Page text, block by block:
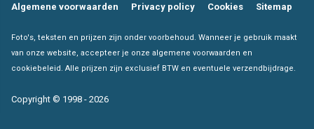
Algemene voorwaarden Privacy policy Cookies Sitemap
Foto's, teksten en prijzen zijn onder voorbehoud. Wanneer je gebruik maakt
van onze website, accepteer je onze algemene voorwaarden en
cookiebeleid. Alle prijzen zijn exclusief BTW en eventuele verzendbijdrage.
Copyright © 1998 - 2026